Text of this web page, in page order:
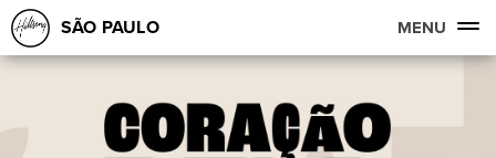
SÃO PAULO MENU